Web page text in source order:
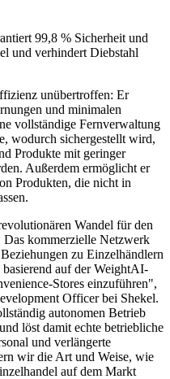
99,8 % Sicherheit und
und verhindert Diebstahl
unübertroffen: Er
und minimalen
vollständige Fernverwaltung
wodurch sichergestellt wird,
Produkte mit geringer
Außerdem ermöglicht er
Produkten, die nicht in
Wandel für den
Das kommerzielle Netzwerk
zu Einzelhändlern
auf der WeightAI-
Stores einzuführen",
Officer bei Shekel.
autonomen Betrieb
löst damit echte betriebliche
und verlängerte
wir die Art und Weise, wie
auf dem Markt